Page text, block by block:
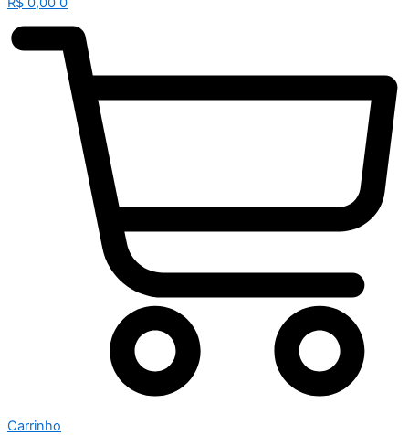
Carrinho